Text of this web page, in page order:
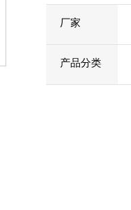
厂家
产品分类